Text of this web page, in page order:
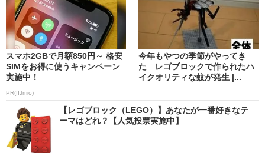
スマホ2GBで月額850円～ 格安
SIMをお得に使うキャンペーン
実施中！
PR(IIJmio)
今年もやつの季節がやってき
た レゴブロックで作られたハ
イクオリティな蚊が発生 |...
【レゴブロック（LEGO）】あなたが一番好きなテ
ーマはどれ？【人気投票実施中】